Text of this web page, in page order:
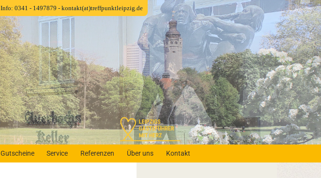
Gutscheine Service Referenzen Über uns Kontakt
Info: 0341 - 1497879 - kontakt(at)treffpunktleipzig.de